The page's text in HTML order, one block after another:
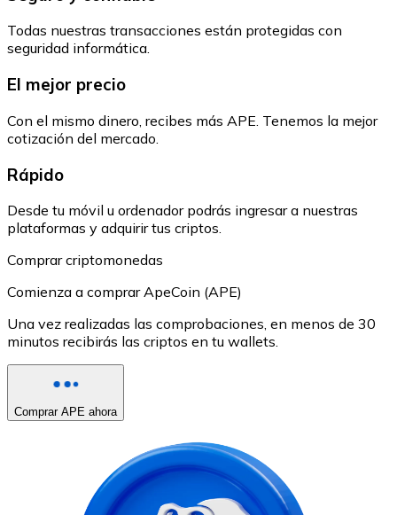
Todas nuestras transacciones están protegidas con
seguridad informática.
El mejor precio
Con el mismo dinero, recibes más APE. Tenemos la mejor
cotización del mercado.
Rápido
Desde tu móvil u ordenador podrás ingresar a nuestras
plataformas y adquirir tus criptos.
Comprar criptomonedas
Comienza a comprar ApeCoin (APE)
Una vez realizadas las comprobaciones, en menos de 30
minutos recibirás las criptos en tu wallets.
Comprar APE ahora